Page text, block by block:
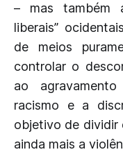
– mas também
liberais”
de meios
controlar o
ao
racismo e a
objetivo de dividir
ainda mais a